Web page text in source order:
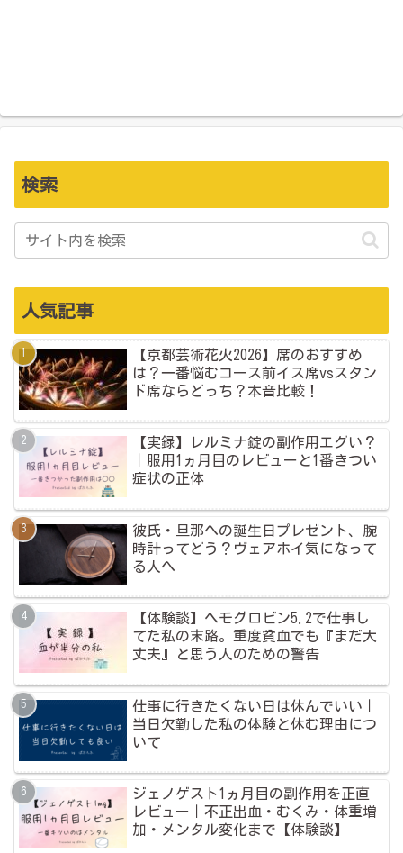
検索
人気記事
【京都芸術花火2026】席のおすすめ
は？一番悩むコース前イス席vsスタン
ド席ならどっち？本音比較！
【実録】レルミナ錠の副作用エグい？
｜服用1ヵ月目のレビューと1番きつい
症状の正体
彼氏・旦那への誕生日プレゼント、腕
時計ってどう？ヴェアホイ気になって
る人へ
【体験談】ヘモグロビン5.2で仕事し
てた私の末路。重度貧血でも『まだ大
丈夫』と思う人のための警告
仕事に行きたくない日は休んでいい｜
当日欠勤した私の体験と休む理由につ
いて
ジェノゲスト1ヵ月目の副作用を正直
レビュー｜不正出血・むくみ・体重増
加・メンタル変化まで【体験談】